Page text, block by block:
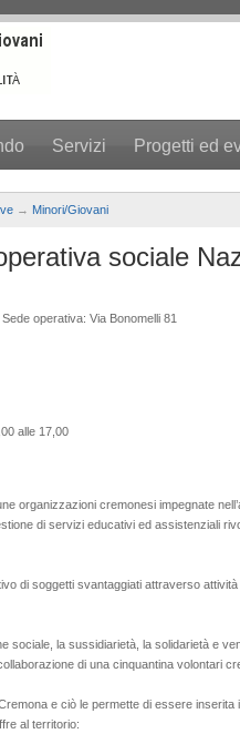
Servizi Progetti ed
→ Minori/Giovani
sociale
operativa: Via Bonomelli 81
alle 17,00
organizzazioni cremonesi impegnate
di servizi educativi ed assistenziali
di soggetti svantaggiati attraverso attività
sociale, la sussidiarietà, la solidarietà e
di una cinquantina volontari
e ciò le permette di essere inserita
al territorio: